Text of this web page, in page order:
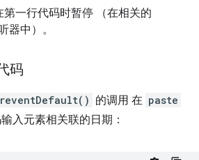
一行代码时暂停 （在相关的
器中）。
码
的调用 在 paste
入元素相关联的日期：